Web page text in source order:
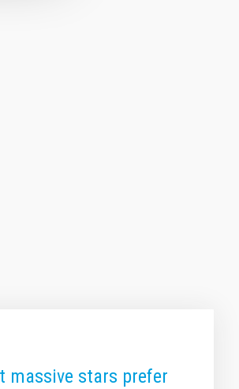
massive stars prefer